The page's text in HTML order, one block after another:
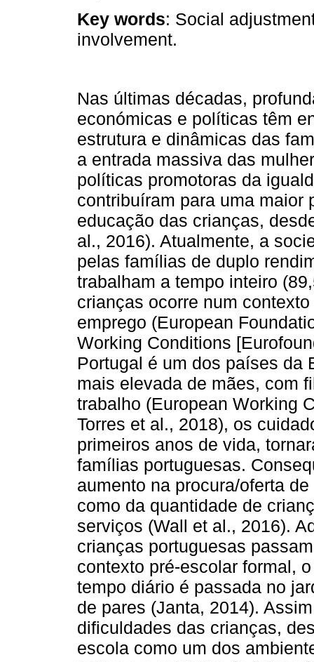
Key words: Social
involvement.
Nas últimas décadas,
económicas e políticas têm
estrutura e dinâmicas das
a entrada massiva das
políticas promotoras da
contribuíram para uma maior
educação das crianças,
al., 2016). Atualmente, a
pelas famílias de duplo
trabalham a tempo inteiro
crianças ocorre num
emprego (European
Working Conditions
Portugal é um dos países da
mais elevada de mães, com
trabalho (European Working
Torres et al., 2018), os
primeiros anos de vida,
famílias portuguesas.
aumento na procura/oferta
como da quantidade de
serviços (Wall et al., 2016).
crianças portuguesas
contexto pré-escolar formal,
tempo diário é passada no
de pares (Janta, 2014).
dificuldades das crianças,
escola como um dos